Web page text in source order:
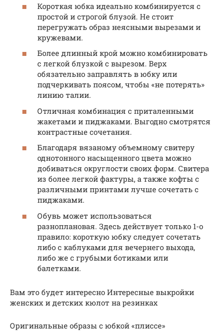
Короткая юбка идеально комбинируется с
простой и строгой блузой. Не стоит
перегружать образ неясными вырезами и
кружевами.
Более длинный крой можно комбинировать
с легкой блузкой с вырезом. Верх
обязательно заправлять в юбку или
подчеркивать поясом, чтобы «не потерять»
линию талии.
Отличная комбинация с приталенными
жакетами и пиджаками. Выгодно смотрятся
контрастные сочетания.
Благодаря вязаному объемному свитеру
однотонного насыщенного цвета можно
добиваться округлости своих форм. Свитера
из более легкой фактуры, а также кофты с
различными принтами лучше сочетать с
пиджаками.
Обувь может использоваться
разноплановая. Здесь действует только 1-о
правило: короткую юбку следует сочетать
либо с каблуками для вечернего выхода,
либо же с грубыми ботиками или
балетками.
Вам это будет интересно Интересные выкройки
женских и детских кюлот на резинках
Оригинальные образы с юбкой «плиссе»